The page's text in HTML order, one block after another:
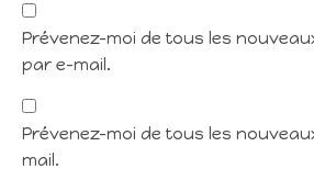
Prévenez-moi de tous les
par e-mail.
Prévenez-moi de tous les
mail.